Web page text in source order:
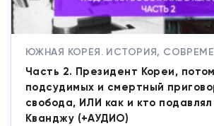
ЮЖНАЯ КОРЕЯ. ИСТОРИЯ,
Часть 2. Президент Кореи,
подсудимых и смертный
свобода, ИЛИ как и кто
Кванджу (+АУДИО)